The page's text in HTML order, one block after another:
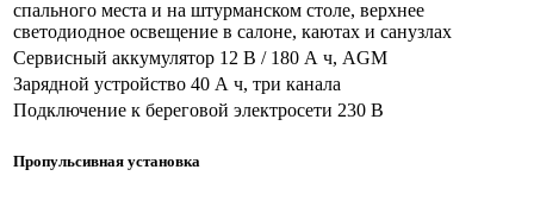
спального места и на штурманском столе, верхнее
светодиодное освещение в салоне, каютах и санузлах
Сервисный аккумулятор 12 В / 180 А ч, AGM
Зарядной устройство 40 А ч, три канала
Подключение к береговой электросети 230 В
Пропульсивная установка